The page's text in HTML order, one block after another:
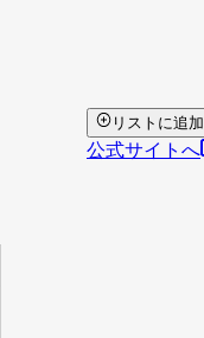
リストに追加
公式サイトへ